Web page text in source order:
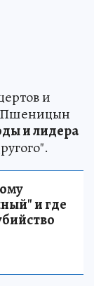
и
Пшеницын
и лидера
и где